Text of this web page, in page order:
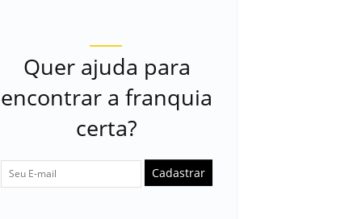
Quer ajuda para
encontrar a franquia
certa?
Cadastrar